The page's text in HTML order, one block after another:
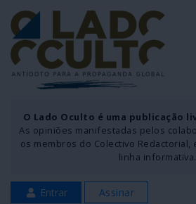
O Lado Oculto é uma publicação
As opiniões manifestadas pelos
os membros do Colectivo
linha informativa.
Entrar Assinar